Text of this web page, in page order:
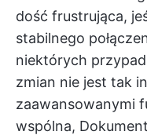
dość frustrująca,
stabilnego
niektórych
zmian nie jest tak
zaawansowanymi
wspólna,